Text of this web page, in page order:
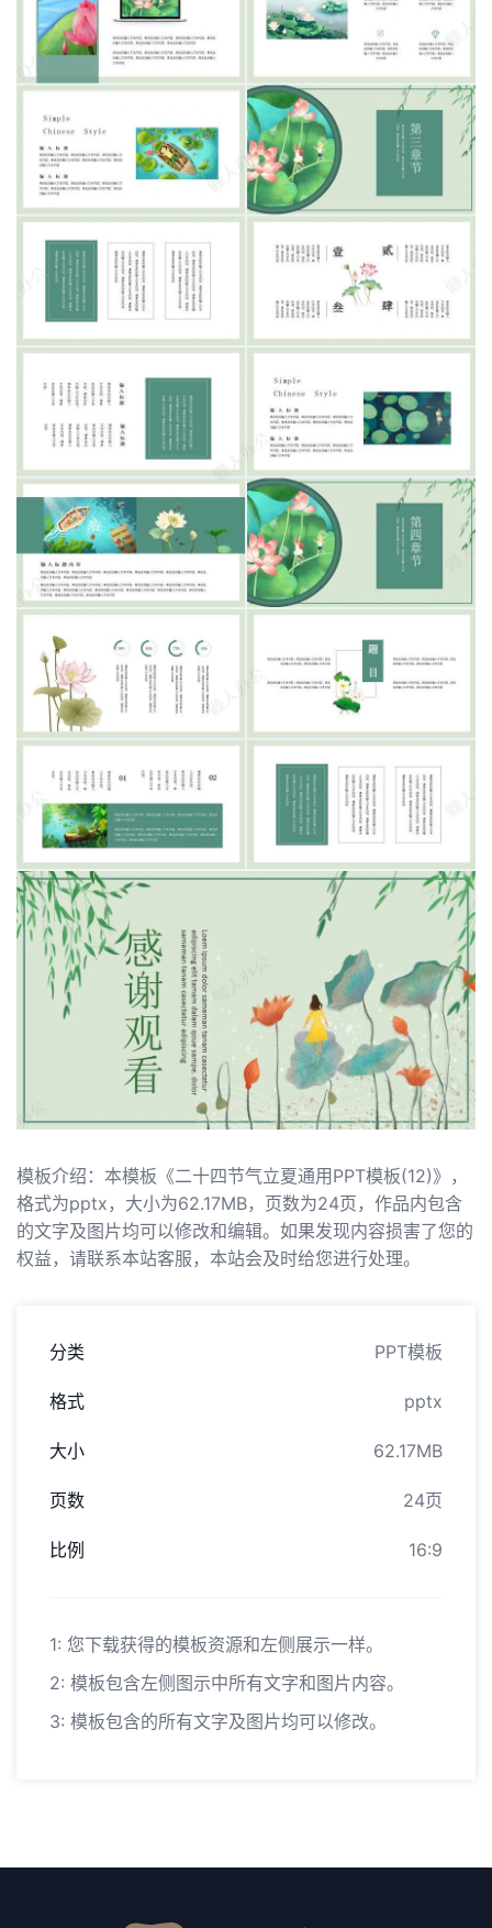
模板介绍：本模板《二十四节气立夏通用PPT模板(12)》，
格式为pptx，大小为62.17MB，页数为24页，作品内包含
的文字及图片均可以修改和编辑。如果发现内容损害了您的
权益，请联系本站客服，本站会及时给您进行处理。
分类 PPT模板
格式 pptx
大小 62.17MB
页数 24页
比例 16:9
1: 您下载获得的模板资源和左侧展示一样。
2: 模板包含左侧图示中所有文字和图片内容。
3: 模板包含的所有文字及图片均可以修改。